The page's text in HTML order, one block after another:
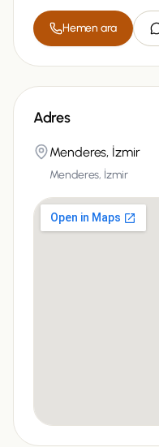
Hemen ara
Adres
Menderes, İzmir
Menderes, İzmir